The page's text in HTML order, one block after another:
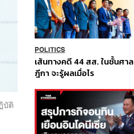
บัติ
POLITICS
เส้นทางคดี 44 สส. ในชั้นศาล
ฎีกา จะรู้ผลเมื่อไร